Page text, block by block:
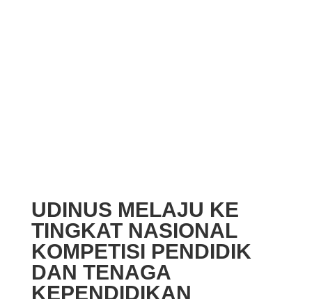
UDINUS MELAJU KE
TINGKAT NASIONAL
KOMPETISI PENDIDIK
DAN TENAGA
KEPENDIDIKAN